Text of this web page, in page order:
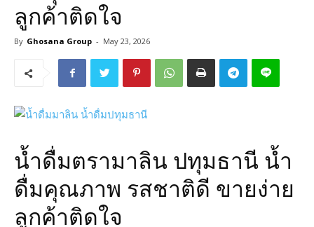
ลูกค้าติดใจ
By Ghosana Group - May 23, 2026
น้ำดื่มตรามาลิน ปทุมธานี น้ำ
ดื่มคุณภาพ รสชาติดี ขายง่าย
ลูกค้าติดใจ